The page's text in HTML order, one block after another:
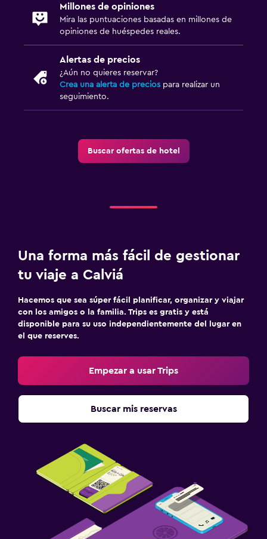
Albornoz
Gorro de baño
Tina de baño
Bar/lounge
La comida se puede entregar en el alojamiento
Minibar
Bar de tapas
Desayuno en la habitación
Tienda de regalos
Tina de agua termal
Sala de juegos
Millones de opiniones
Mira las puntuaciones basadas en millones de
opiniones de huéspedes reales.
Alertas de precios
¿Aún no quieres reservar?
Crea una alerta de precios para realizar un
seguimiento.
Buscar ofertas de hotel
Una forma más fácil de gestionar
tu viaje a Calviá
Hacemos que sea súper fácil planificar, organizar y viajar
con los amigos o la familia. Trips es gratis y está
disponible para su uso independientemente del lugar en
el que reserves.
Empezar a usar Trips
Buscar mis reservas